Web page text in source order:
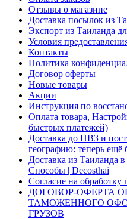
Отзывы о магазине
Доставка посылок из
Экспорт из Таиланда
Условия
Контакты
Политика
Договор оферты
Новые товары
Акции
Инструкция по
Оплата товара,
быстрых платежей)
Доставка до ПВЗ и
географию: теперь ещё
Доставка из Таиланда
Способы | Decosthai
Согласие на
ДОГОВОР-ОФЕРТА
ТАМОЖЕННОГО
ГРУЗОВ